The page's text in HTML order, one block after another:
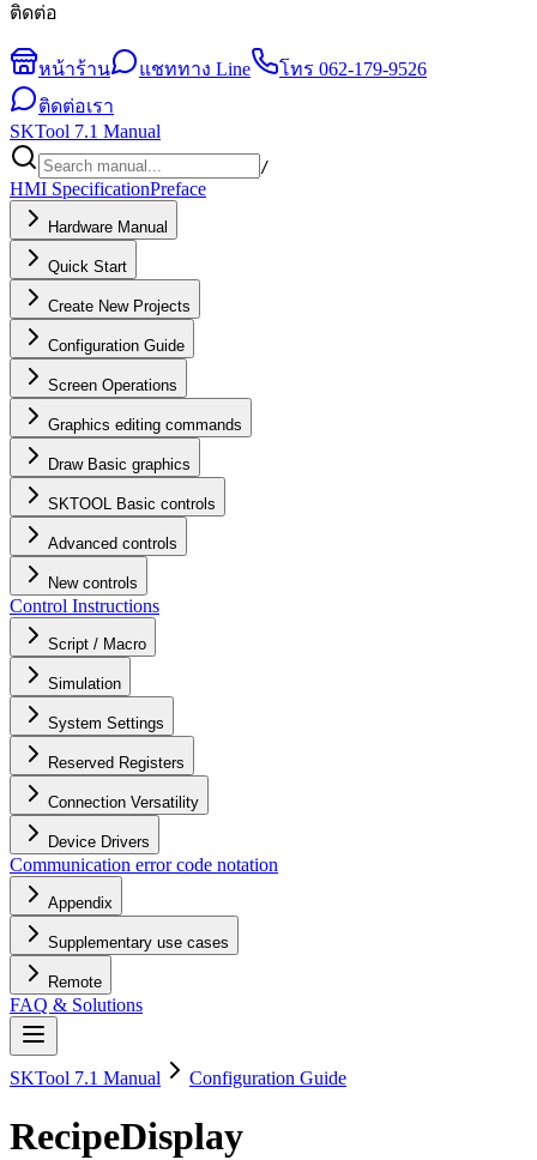
ติดต่อ
หน้าร้าน แชททาง Line โทร 062-179-9526
ติดต่อเรา
SKTool 7.1 Manual
/
HMI SpecificationPreface
Hardware Manual
Quick Start
Create New Projects
Configuration Guide
Screen Operations
Graphics editing commands
Draw Basic graphics
SKTOOL Basic controls
Advanced controls
New controls
Control Instructions
Script / Macro
Simulation
System Settings
Reserved Registers
Connection Versatility
Device Drivers
Communication error code notation
Appendix
Supplementary use cases
Remote
FAQ & Solutions
SKTool 7.1 Manual Configuration Guide
RecipeDisplay